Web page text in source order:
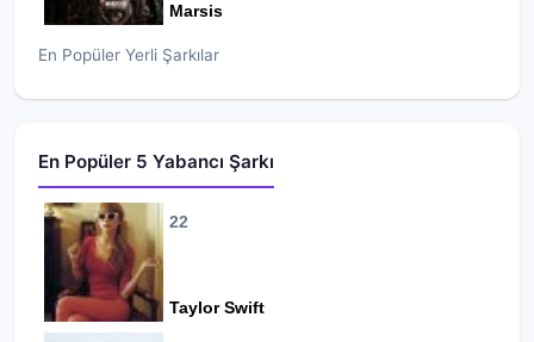
Marsis
En Popüler Yerli Şarkılar
En Popüler 5 Yabancı Şarkı
22
Taylor Swift